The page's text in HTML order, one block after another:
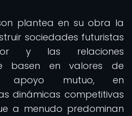
plantea en su obra la
sociedades futuristas
y las relaciones
basen en valores de
apoyo mutuo, en
dinámicas competitivas
a menudo predominan